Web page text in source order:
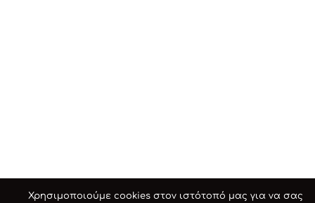
Χρησιμοποιούμε cookies στον ιστότοπό μας για να σας